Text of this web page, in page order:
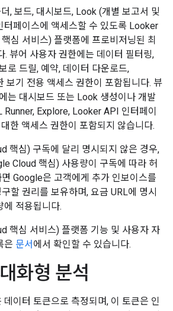
, 보드, 대시보드, Look (개별 보고서 및
터페이스에 액세스할 수 있도록 Looker
심 서비스) 플랫폼에 프로비저닝된 최
. 뷰어 사용자 권한에는 데이터 필터링,
로 드릴, 예약, 데이터 다운로드,
보기 전용 액세스 권한이 포함됩니다. 뷰
는 대시보드 또는 Look 생성이나 개발
Runner, Explore, Looker API 인터페이
한 액세스 권한이 포함되지 않습니다.
핵심) 구독에 달리 명시되지 않은 경우,
Cloud 핵심) 사용량이 구독에 따라 허
Google은 고객에게 추가 인보이스를
할 권리를 보유하며, 요금 URL에 명시
에 적용됩니다.
핵심 서비스) 플랫폼 기능 및 사용자 자
은 문서 에서 확인할 수 있습니다.
화형 분석
데이터 토큰으로 측정되며, 이 토큰은 인